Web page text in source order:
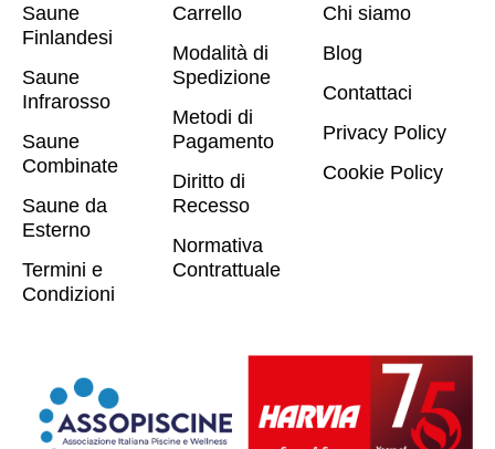
Saune
Finlandesi
Saune
Infrarosso
Saune
Combinate
Saune da
Esterno
Termini e
Condizioni
Carrello
Modalità di
Spedizione
Metodi di
Pagamento
Diritto di
Recesso
Normativa
Contrattuale
Chi siamo
Blog
Contattaci
Privacy Policy
Cookie Policy